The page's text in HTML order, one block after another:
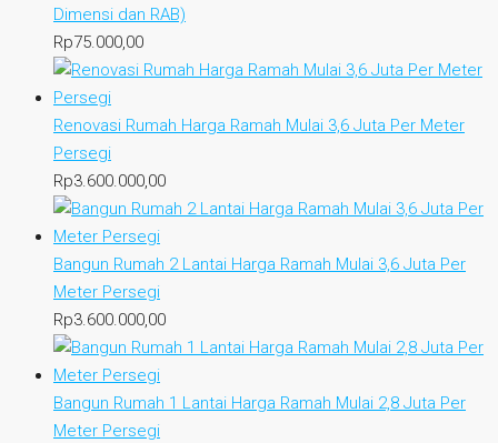
Dimensi dan RAB)
Rp75.000,00
Renovasi Rumah Harga Ramah Mulai 3,6 Juta Per Meter
Persegi
Rp3.600.000,00
Bangun Rumah 2 Lantai Harga Ramah Mulai 3,6 Juta Per
Meter Persegi
Rp3.600.000,00
Bangun Rumah 1 Lantai Harga Ramah Mulai 2,8 Juta Per
Meter Persegi